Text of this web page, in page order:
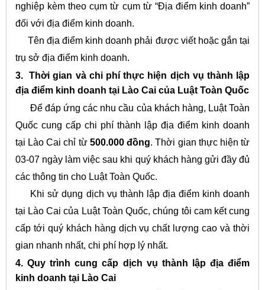
nghiệp kèm theo cụm từ cụm từ “Địa điểm kinh doanh”
đối với địa điểm kinh doanh.
Tên địa điểm kinh doanh phải được viết hoặc gắn tại
trụ sở địa điểm kinh doanh.
3. Thời gian và chi phí thực hiện dịch vụ thành lập
địa điểm kinh doanh tại Lào Cai của Luật Toàn Quốc
Để đáp ứng các nhu cầu của khách hàng, Luật Toàn
Quốc cung cấp chi phí thành lập địa điểm kinh doanh
tại Lào Cai chỉ từ 500.000 đồng. Thời gian thực hiện từ
03-07 ngày làm việc sau khi quý khách hàng gửi đầy đủ
các thông tin cho Luật Toàn Quốc.
Khi sử dụng dịch vụ thành lập địa điểm kinh doanh
tại Lào Cai của Luật Toàn Quốc, chúng tôi cam kết cung
cấp tới quý khách hàng dịch vụ chất lượng cao và thời
gian nhanh nhất, chi phí hợp lý nhất.
4. Quy trình cung cấp dịch vụ thành lập địa điểm
kinh doanh tại Lào Cai